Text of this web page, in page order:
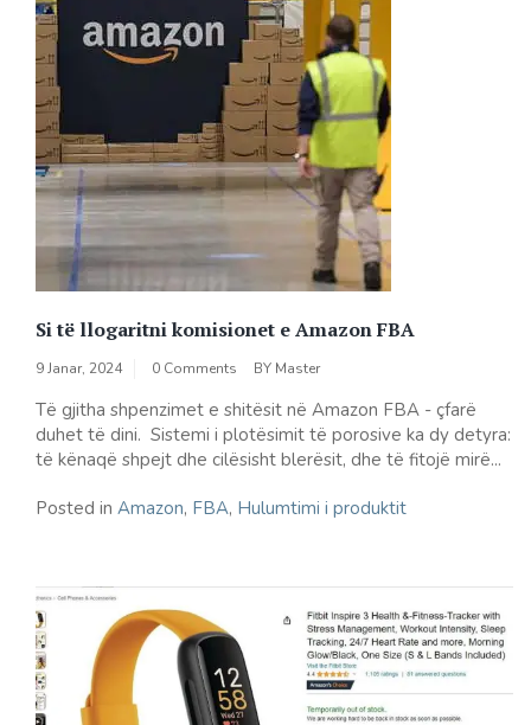
Si të llogaritni komisionet e Amazon FBA
9 Janar, 2024 0 Comments BY Master
Тë gjitha shpenzimet e shitësit në Amazon FBA - çfarë
duhet të dini. Sistemi i plotësimit të porosive ka dy detyra:
të kënaqë shpejt dhe cilësisht blerësit, dhe të fitojë mirë...
Posted in Amazon, FBA, Hulumtimi i produktit